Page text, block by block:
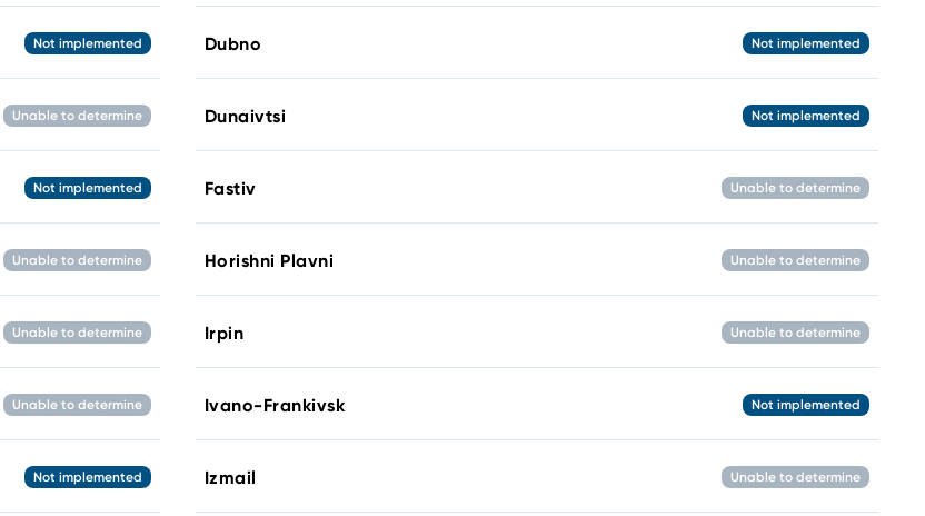
Not implemented
Unable to determine
Not implemented
Unable to determine
Unable to determine
Unable to determine
Not implemented
Dubno Not implemented
Dunaivtsi Not implemented
Fastiv Unable to determine
Horishni Plavni Unable to determine
Irpin Unable to determine
Ivano-Frankivsk Not implemented
Izmail Unable to determine